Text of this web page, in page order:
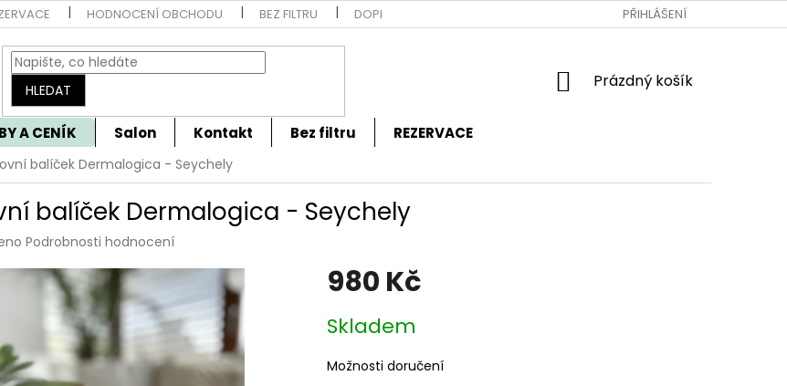
HODNOCENÍ OBCHODU BEZ FILTRU DOPRAVA A PLATBA OBCHODNÍ PODMÍNKY
PŘIHLÁŠENÍ
HLEDAT
NÁKUPNÍ
Prázdný košík
A CENÍK Salon Kontakt Bez filtru REZERVACE
balíček Dermalogica - Seychely
balíček Dermalogica - Seychely
Podrobnosti hodnocení
980 Kč
cena:
Skladem
Možnosti doručení